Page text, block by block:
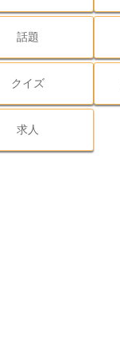
話題
クイズ
求人